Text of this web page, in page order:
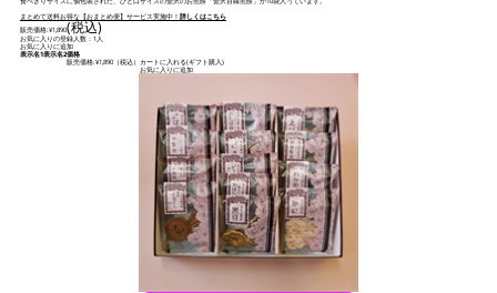
まとめて送料お得な【おまとめ便】サービス実施中！ 詳しくはこちら
販売価格:¥1,890(税込)
お気に入りの登録人数：1人
お気に入りに追加
表示名1表示名2価格
販売価格:¥1,890（税込） カートに入れる(ギフト購入)
お気に入りに追加